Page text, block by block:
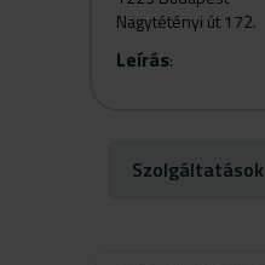
Nagytétényi út 172.
Leírás:
Szolgáltatások